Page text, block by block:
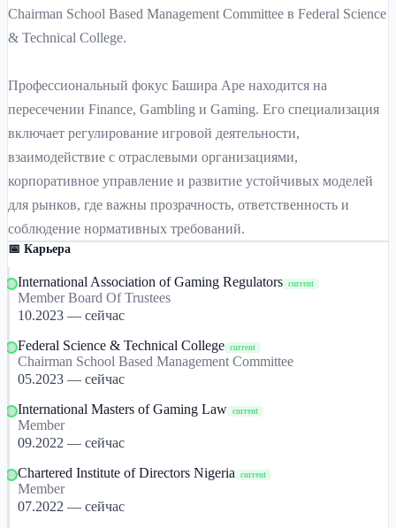
Chairman School Based Management Committee в Federal Science
& Technical College.
Профессиональный фокус Башира Аре находится на
пересечении Finance, Gambling и Gaming. Его специализация
включает регулирование игровой деятельности,
взаимодействие с отраслевыми организациями,
корпоративное управление и развитие устойчивых моделей
для рынков, где важны прозрачность, ответственность и
соблюдение нормативных требований.
📅 Карьера
International Association of Gaming Regulators current
Member Board Of Trustees
10.2023 — сейчас
Federal Science & Technical College current
Chairman School Based Management Committee
05.2023 — сейчас
International Masters of Gaming Law current
Member
09.2022 — сейчас
Chartered Institute of Directors Nigeria
current
Member
07.2022 — сейчас